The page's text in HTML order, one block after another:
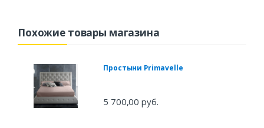
Похожие товары магазина
Простыни Primavelle
5 700,00 руб.